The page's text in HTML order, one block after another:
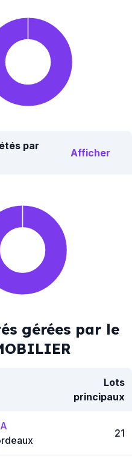
par
Afficher
gérées par le
Lots
principaux
21